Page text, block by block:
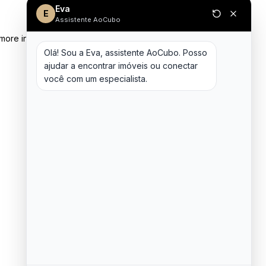
information)
E Eva
Assistente AoCubo
Olá! Sou a Eva, assistente AoCubo. Posso
ajudar a encontrar imóveis ou conectar
você com um especialista.